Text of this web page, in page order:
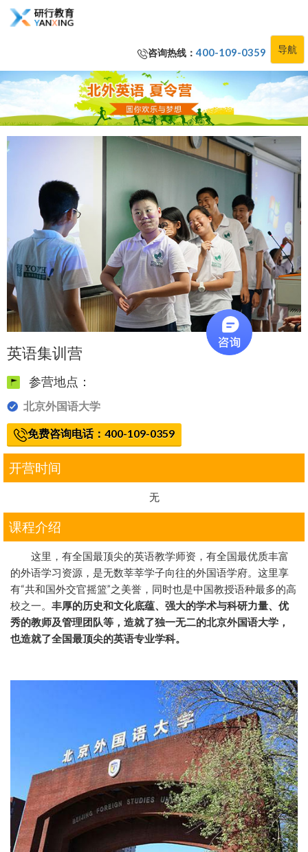
导航
咨询热线： 400-109-0359
英语集训营
参营地点：
北京外国语大学
免费咨询电话：400-109-0359
开营时间
无
课程介绍
这里，有全国最顶尖的英语教学师资，有全国最优质丰富
的外语学习资源，是无数莘莘学子向往的外国语学府。这里享
有“共和国外交官摇篮”之美誉，同时也是中国教授语种最多的高
校之一。 丰厚的历史和文化底蕴、强大的学术与科研力量、优
秀的教师及管理团队等，造就了独一无二的北京外国语大学，
也造就了全国最顶尖的英语专业学科。